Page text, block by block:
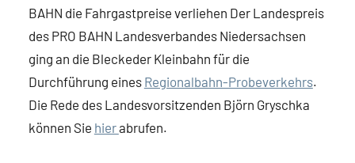
BAHN die Fahrgastpreise verliehen Der Landespreis
des PRO BAHN Landesverbandes Niedersachsen
ging an die Bleckeder Kleinbahn für die
Durchführung eines Regionalbahn-Probeverkehrs.
Die Rede des Landesvorsitzenden Björn Gryschka
können Sie hierabrufen.